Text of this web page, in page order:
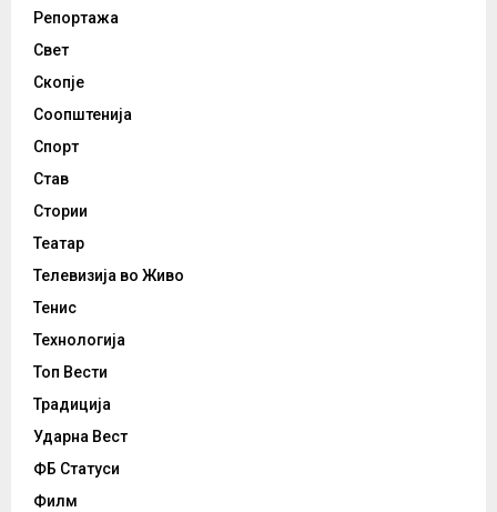
Репортажа
Свет
Скопје
Соопштенија
Спорт
Став
Стории
Театар
Телевизија во Живо
Тенис
Технологија
Топ Вести
Традиција
Ударна Вест
ФБ Статуси
Филм